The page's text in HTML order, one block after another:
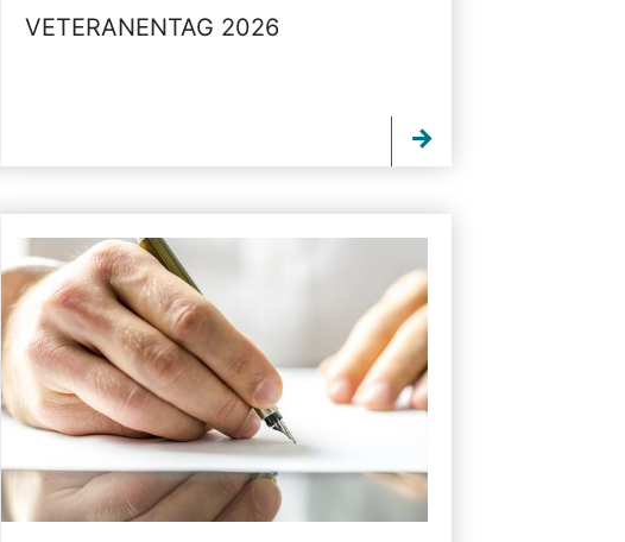
VETERANENTAG 2026